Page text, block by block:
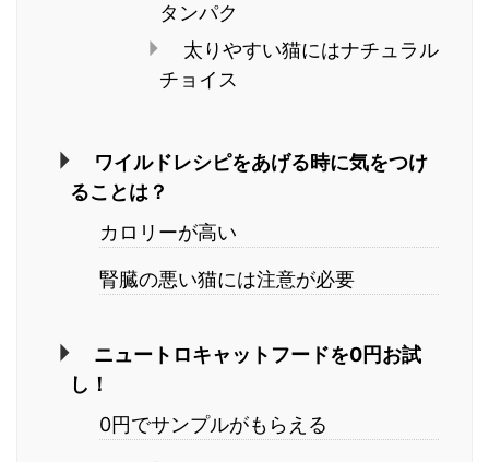
タンパク
太りやすい猫にはナチュラル
チョイス
ワイルドレシピをあげる時に気をつけ
ることは？
カロリーが高い
腎臓の悪い猫には注意が必要
ニュートロキャットフードを0円お試
し！
0円でサンプルがもらえる